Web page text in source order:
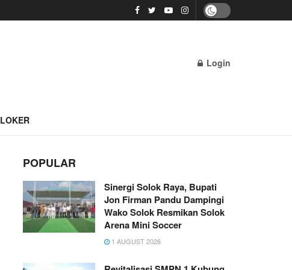
Login
LOKER
POPULAR
Sinergi Solok Raya, Bupati
Jon Firman Pandu Dampingi
Wako Solok Resmikan Solok
Arena Mini Soccer
1 AUGUST 2026